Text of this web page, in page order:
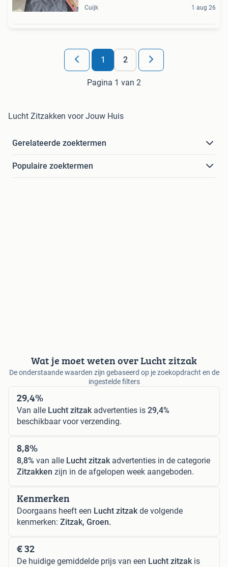
Cuijk 1 aug 26
1 2
Pagina 1 van 2
Lucht Zitzakken voor Jouw Huis
Gerelateerde zoektermen
Populaire zoektermen
Wat je moet weten over Lucht zitzak
De onderstaande waarden zijn gebaseerd op je zoekopdracht en de
ingestelde filters
29,4%
Van alle Lucht zitzakadvertenties is 29,4%
beschikbaar voor verzending.
8,8%
8,8% van alle Lucht zitzakadvertenties in de categorie
Zitzakken zijn in de afgelopen week aangeboden.
Kenmerken
Doorgaans heeft een Lucht zitzakde volgende
kenmerken: Zitzak, Groen.
€ 32
De huidige gemiddelde prijs van een Lucht zitzakis